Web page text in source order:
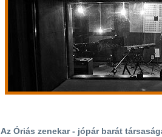
Az Óriás zenekar - jópár barát